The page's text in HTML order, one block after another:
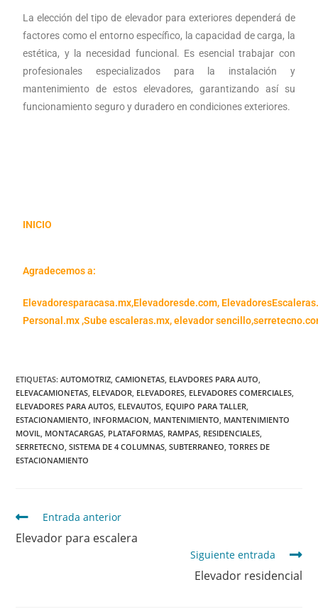
La elección del tipo de elevador para exteriores dependerá de
factores como el entorno específico, la capacidad de carga, la
estética, y la necesidad funcional. Es esencial trabajar con
profesionales especializados para la instalación y
mantenimiento de estos elevadores, garantizando así su
funcionamiento seguro y duradero en condiciones exteriores.
INICIO
Agradecemos a:
Elevadoresparacasa.mx,Elevadoresde.com,
Personal.mx ,Sube escaleras.mx,elevador sencillo,
ETIQUETAS:AUTOMOTRIZ, CAMIONETAS, ELAVDORES PARA AUTO,
ELEVACAMIONETAS, ELEVADOR, ELEVADORES, ELEVADORES COMERCIALES,
ELEVADORES PARA AUTOS, ELEVAUTOS, EQUIPO PARA TALLER,
ESTACIONAMIENTO, INFORMACION, MANTENIMIENTO, MANTENIMIENTO
MOVIL, MONTACARGAS, PLATAFORMAS, RAMPAS, RESIDENCIALES,
SERRETECNO, SISTEMA DE 4 COLUMNAS, SUBTERRANEO, TORRES DE
ESTACIONAMIENTO
Entrada anterior
Elevador para escalera
Siguiente entrada
Elevador residencial